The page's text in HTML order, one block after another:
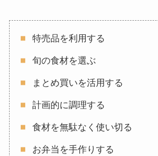
特売品を利用する
旬の食材を選ぶ
まとめ買いを活用する
計画的に調理する
食材を無駄なく使い切る
お弁当を手作りする